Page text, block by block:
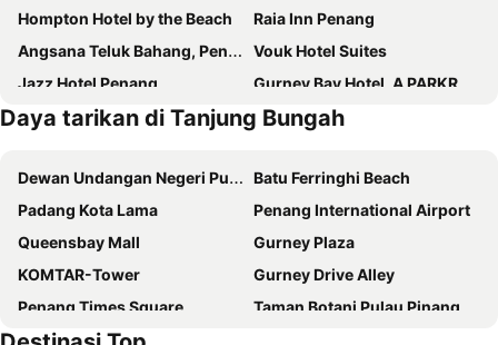
Hompton Hotel by the Beach
Raia Inn Penang
Angsana Teluk Bahang, Penang
Vouk Hotel Suites
Jazz Hotel Penang
Gurney Bay Hotel, A PARKROYAL Partner Hotel
JMA FERRINGHI BEACH HOTEL
The Light Hotel Penang
Royale Chulan Penang
M Social Resort Penang
Grand Orient Perai
Cititel Penang
Berjaya Penang Hotel
Cititel Express Penang
Tune Hotel Georgetown Penang
St Giles Wembley Penang
DeView Hotel Penang
Loop On Leith George Town Penang Hotel
Neo+ Penang
Daya tarikan di Tanjung Bungah
Dewan Undangan Negeri Pulau Pinang
Batu Ferringhi Beach
Padang Kota Lama
Penang International Airport
Queensbay Mall
Gurney Plaza
KOMTAR-Tower
Gurney Drive Alley
Penang Times Square
Taman Botani Pulau Pinang
Penang Hill